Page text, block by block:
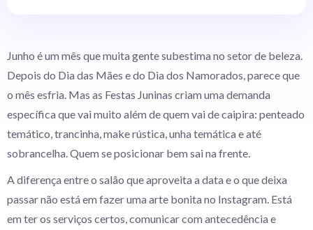
Junho é um mês que muita gente subestima no setor de beleza.
Depois do Dia das Mães e do Dia dos Namorados, parece que
o mês esfria. Mas as Festas Juninas criam uma demanda
específica que vai muito além de quem vai de caipira: penteado
temático, trancinha, make rústica, unha temática e até
sobrancelha. Quem se posicionar bem sai na frente.
A diferença entre o salão que aproveita a data e o que deixa
passar não está em fazer uma arte bonita no Instagram. Está
em ter os serviços certos, comunicar com antecedência e